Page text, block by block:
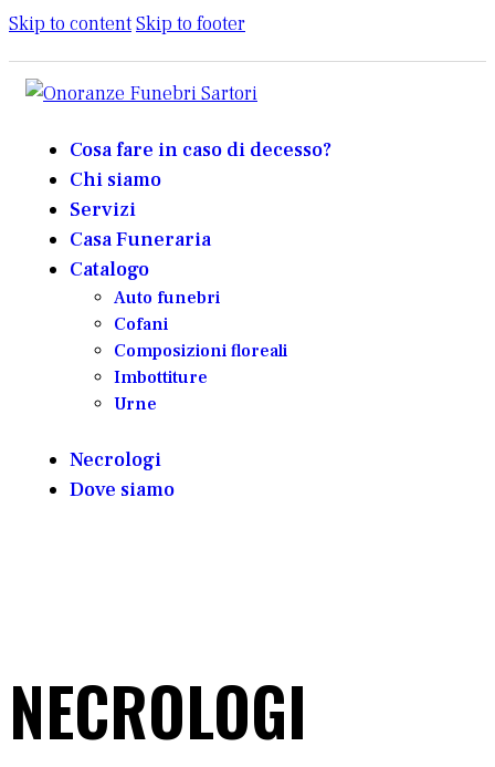
Skip to contentSkip to footer
Cosa fare in caso di decesso?
Chi siamo
Servizi
Casa Funeraria
Catalogo
Auto funebri
Cofani
Composizioni floreali
Imbottiture
Urne
Necrologi
Dove siamo
NECROLOGI